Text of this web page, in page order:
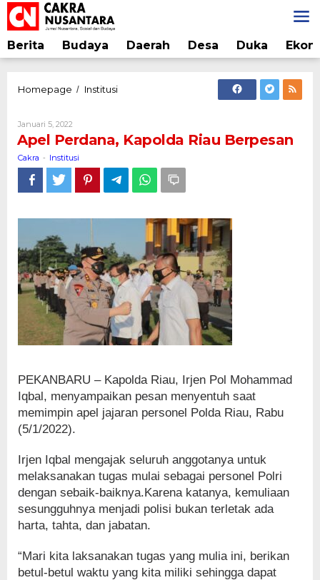
Lewati
ke
konten
Berita Budaya Daerah Desa Duka
Homepage / InstitusiApel
Berpesan
Januari 5, 2022
Cakra
Apel Perdana, Kapolda Riau Berpesan
Cakra - Institusi
PEKANBARU – Kapolda Riau, Irjen Pol Mohammad
Iqbal, menyampaikan pesan menyentuh saat
memimpin apel jajaran personel Polda Riau, Rabu
(5/1/2022).
Irjen Iqbal mengajak seluruh anggotanya untuk
melaksanakan tugas mulai sebagai personel Polri
dengan sebaik-baiknya.Karena katanya, kemuliaan
sesungguhnya menjadi polisi bukan terletak ada
harta, tahta, dan jabatan.
“Mari kita laksanakan tugas yang mulia ini, berikan
betul-betul waktu yang kita miliki sehingga dapat